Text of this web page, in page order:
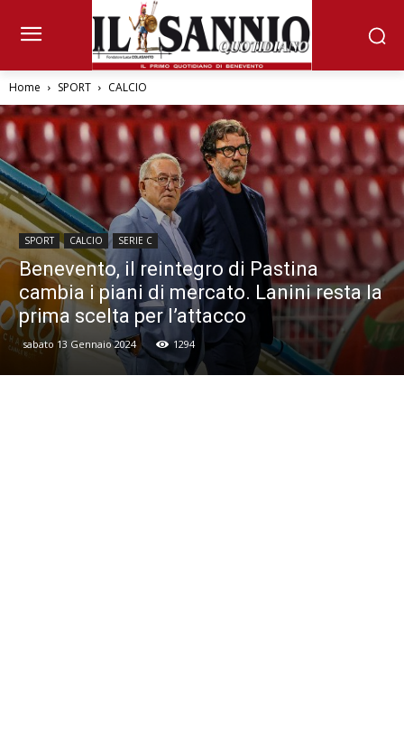
Home SPORT CALCIO
SPORT CALCIO SERIE C
Benevento, il reintegro di Pastina
cambia i piani di mercato. Lanini resta la
prima scelta per l’attacco
sabato 13 Gennaio 2024 1294